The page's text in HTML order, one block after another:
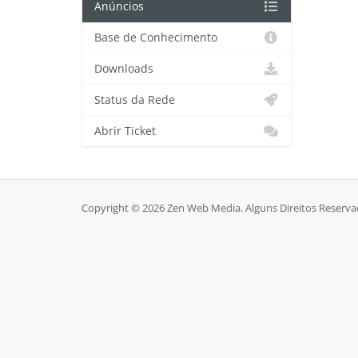
Anúncios
Base de Conhecimento
Downloads
Status da Rede
Abrir Ticket
Copyright © 2026 Zen Web Media. Alguns Direitos